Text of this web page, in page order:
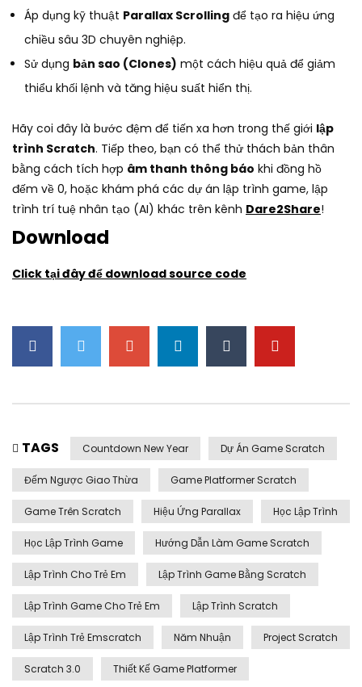
Áp dụng kỹ thuật Parallax Scrolling để tạo ra hiệu ứng
chiều sâu 3D chuyên nghiệp.
Sử dụng bản sao (Clones) một cách hiệu quả để giảm
thiểu khối lệnh và tăng hiệu suất hiển thị.
Hãy coi đây là bước đệm để tiến xa hơn trong thế giới lập
trình Scratch. Tiếp theo, bạn có thể thử thách bản thân
bằng cách tích hợp âm thanh thông báo khi đồng hồ
đếm về 0, hoặc khám phá các dự án lập trình game, lập
trình trí tuệ nhân tạo (AI) khác trên kênh Dare2Share!
Download
Click tại đây để download source code
TAGS Countdown New Year Dự Án Game Scratch
Đếm Ngược Giao Thừa Game Platformer Scratch
Game Trên Scratch Hiệu Ứng Parallax Học Lập Trình
Học Lập Trình Game Hướng Dẫn Làm Game Scratch
Lập Trình Cho Trẻ Em Lập Trình Game Bằng Scratch
Lập Trình Game Cho Trẻ Em Lập Trình Scratch
Lập Trình Trẻ Emscratch Năm Nhuận Project Scratch
Scratch 3.0 Thiết Kế Game Platformer